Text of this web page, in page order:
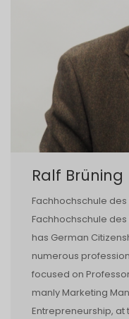
Ralf Brüning
Fachhochschule des
Fachhochschule des
has German
numerous
focused on
manly Marketing
Entrepreneurship,